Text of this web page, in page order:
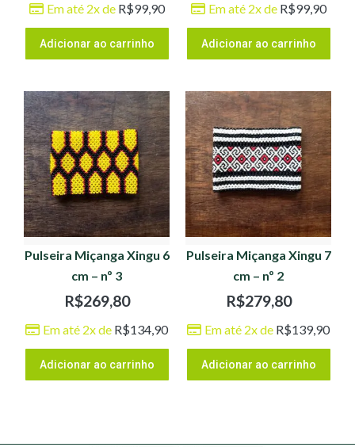
Em até 2x de R$99,90
Adicionar ao carrinho
Em até 2x de R$99,90
Adicionar ao carrinho
Pulseira Miçanga Xingu 6
cm – nº 3
R$269,80
Em até 2x de R$134,90
Adicionar ao carrinho
Pulseira Miçanga Xingu 7
cm – nº 2
R$279,80
Em até 2x de R$139,90
Adicionar ao carrinho